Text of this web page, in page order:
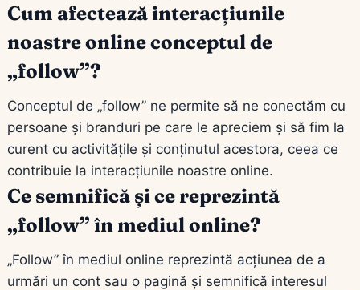
Cum afectează interacțiunile
noastre online conceptul de
„follow”?
Conceptul de „follow” ne permite să ne conectăm cu
persoane și branduri pe care le apreciem și să fim la
curent cu activitățile și conținutul acestora, ceea ce
contribuie la interacțiunile noastre online.
Ce semnifică și ce reprezintă
„follow” în mediul online?
„Follow” în mediul online reprezintă acțiunea de a
urmări un cont sau o pagină și semnifică interesul